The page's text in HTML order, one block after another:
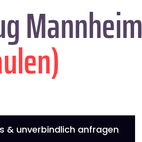
Mannheim
& unverbindlich anfragen